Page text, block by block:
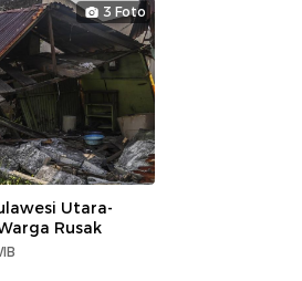
3 Foto
Utara-
Rusak